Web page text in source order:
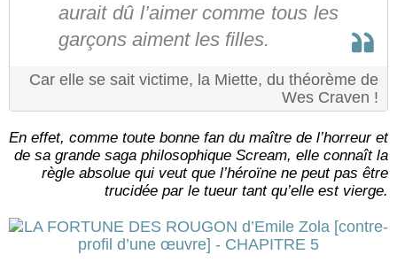
aurait dû l’aimer comme tous les
garçons aiment les filles.
Car elle se sait victime, la Miette, du théorème de
Wes Craven !
En effet, comme toute bonne fan du maître de l’horreur et
de sa grande saga philosophique Scream, elle connaît la
règle absolue qui veut que l’héroïne ne peut pas être
trucidée par le tueur tant qu’elle est vierge.